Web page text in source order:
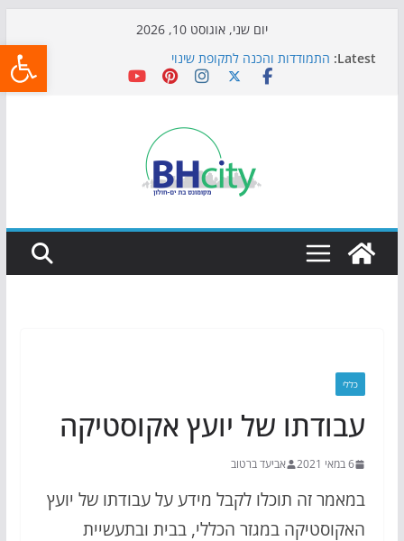
יום שני, אוגוסט 10, 2026
Latest: התמודדות והכנה לתקופת שינוי
אי ההרפתקאות ממשיך לכבוש את הגינות: מאות משפחות
כדורגל באווירה מיוחדת: הקרנת גמר המונדיאל בטרמינל
הקיץ של בני הנוער בבת־ים: חוף הריביירה הופך למרחב
בטוח בשעות הערב
כללי
עבודתו של יועץ אקוסטיקה
6 במאי 2021 אביעד ברטוב
במאמר זה תוכלו לקבל מידע על עבודתו של יועץ
האקוסטיקה במגזר הכללי, בבית ובתעשיית